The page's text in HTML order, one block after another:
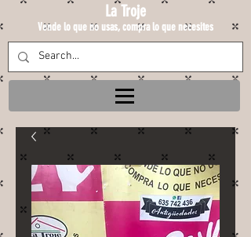
La Troje
Vende lo que no usas, compra lo que necesites